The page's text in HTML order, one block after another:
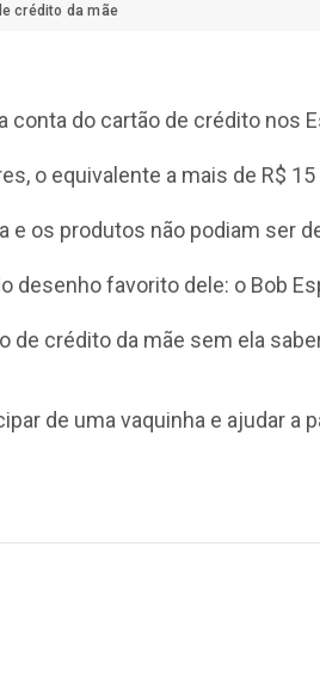
crédito da mãe
conta do cartão de crédito nos
o equivalente a mais de R$
e os produtos não podiam ser
desenho favorito dele: o Bob
de crédito da mãe sem ela
de uma vaquinha e ajudar a